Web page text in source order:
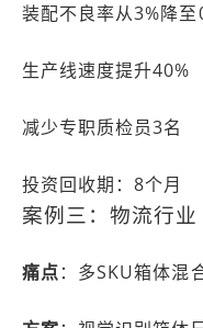
装配不良率从3%降至
生产线速度提升40%
减少专职质检员3名
投资回收期：8个月
案例三：物流行
痛点：多SKU箱体混